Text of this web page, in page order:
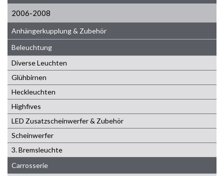
2006-2008
Anhängerkupplung & Zubehör
Beleuchtung
Diverse Leuchten
Glühbirnen
Heckleuchten
Highfives
LED Zusatzscheinwerfer & Zubehör
Scheinwerfer
3. Bremsleuchte
Carrosserie